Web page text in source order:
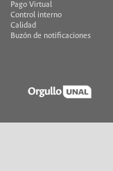
Pago Virtual
Control interno
Calidad
Buzón de notificaciones